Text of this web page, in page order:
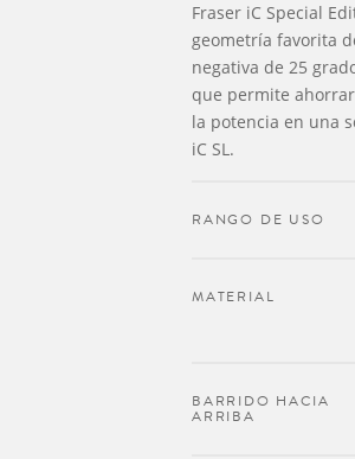
Fraser iC Special
geometría favorita
negativa de 25
que permite
la potencia en una
iC SL.
RANGO DE USO
MATERIAL
BARRIDO HACIA
ARRIBA